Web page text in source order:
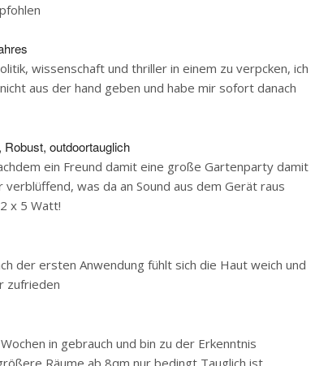
wissenschaft und thriller in einem zu verpcken, ich
aus der hand geben und habe mir sofort danach
Robust, outdoortauglich
ein Freund damit eine große Gartenparty damit
was da an Sound aus dem Gerät raus
x 5 Watt!
der ersten Anwendung fühlt sich die Haut weich und
zufrieden
in gebrauch und bin zu der Erkenntnis
Räume ab 8qm nur bedingt Tauglich ist.